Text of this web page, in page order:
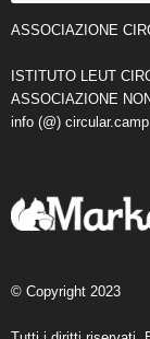
ASSOCIAZIONE
ISTITUTO LEUT
ASSOCIAZIONE
info (@) circular.camp
© Copyright 2023